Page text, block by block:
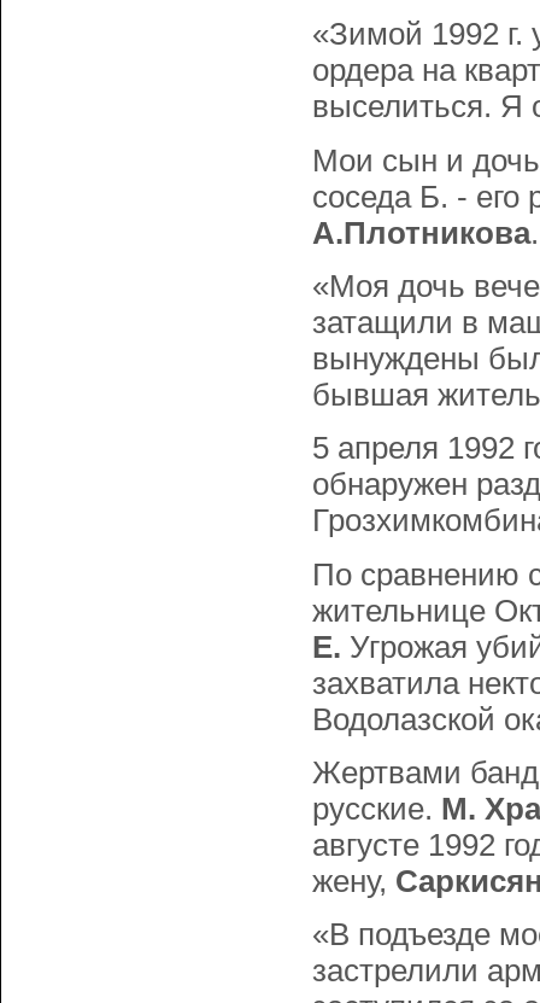
«Зимой 1992 г.
ордера на
выселиться. Я
Мои сын и
соседа Б. - его
А.Плотникова
«Моя дочь
затащили в
вынуждены
бывшая
5 апреля 1992
обнаружен
По сравнению
жительнице
Е. Угрожая
захватила
Водолазской
Жертвами
русские. М.
августе 1992
жену,
«В подъезде
застрелили